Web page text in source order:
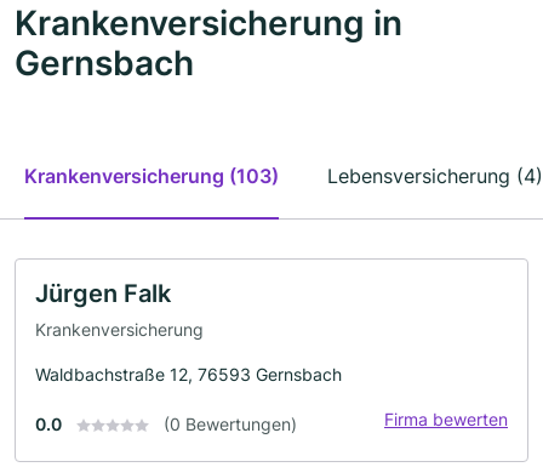
Krankenversicherung in
Gernsbach
Krankenversicherung (103) Lebensversicherung (4)
Jürgen Falk
Krankenversicherung
Waldbachstraße 12, 76593 Gernsbach
0.0 (0 Bewertungen) Firma bewerten